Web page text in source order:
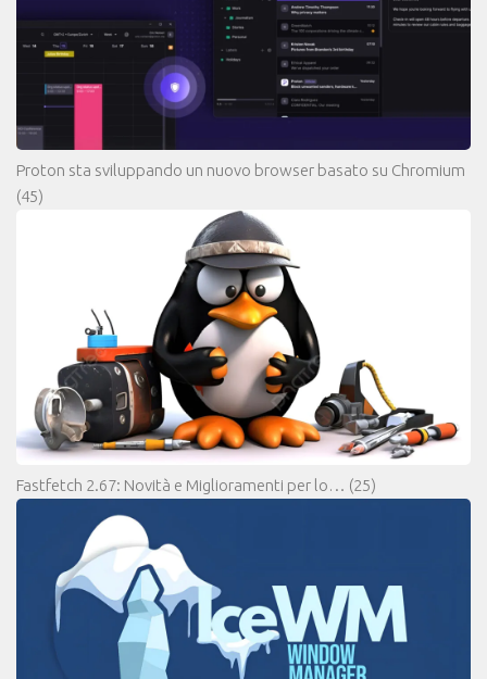
Proton sta sviluppando un nuovo browser basato su Chromium
(45)
Fastfetch 2.67: Novità e Miglioramenti per lo… (25)